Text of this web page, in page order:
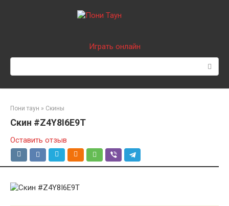
Играть онлайн
Пони таун » Скины
Скин #Z4Y8I6E9T
Оставить отзыв